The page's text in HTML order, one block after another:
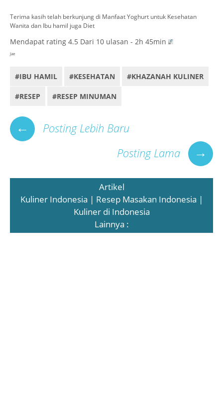
Terima kasih telah berkunjung di Manfaat Yoghurt untuk Kesehatan
Wanita dan Ibu hamil juga Diet
Mendapat rating 4.5 Dari 10 ulasan - 2h 45min
Jae
#IBU HAMIL #KESEHATAN #KHAZANAH KULINER
#RESEP #RESEP MINUMAN
←
Posting Lebih Baru
Posting Lama
→
Artikel
Kuliner Indonesia | Resep Masakan Indonesia |
Kuliner di Indonesia
Lainnya :